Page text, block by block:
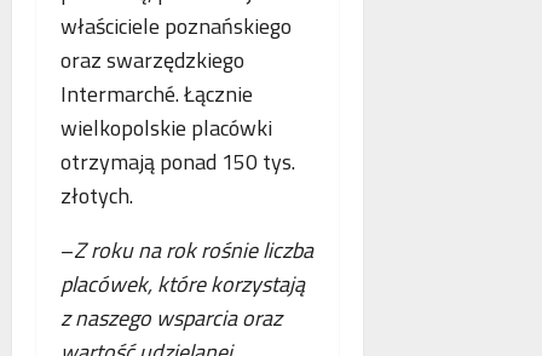
właściciele poznańskiego
oraz swarzędzkiego
Intermarché. Łącznie
wielkopolskie placówki
otrzymają ponad 150 tys.
złotych.
–Z roku na rok rośnie liczba
placówek, które korzystają
z naszego wsparcia oraz